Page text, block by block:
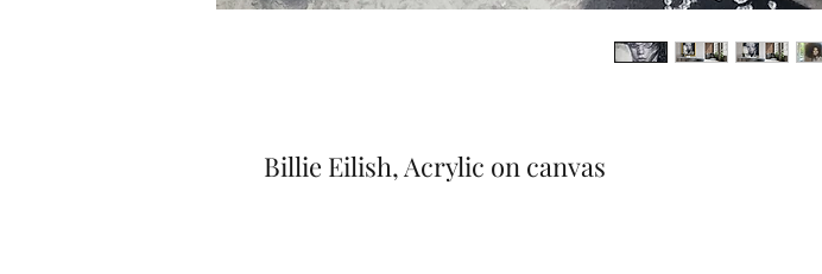
Billie Eilish, Acrylic on canvas